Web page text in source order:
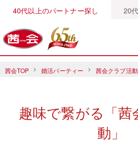
40代以上のパートナー探し 20
茜会TOP 婚活パーティー 茜会クラブ活動
趣味で繋がる「茜
動」